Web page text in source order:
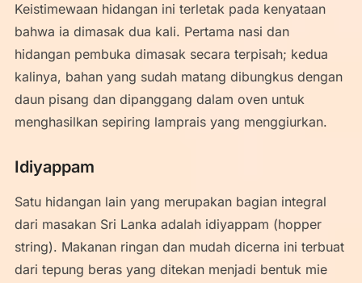
Keistimewaan hidangan ini terletak pada kenyataan
bahwa ia dimasak dua kali. Pertama nasi dan
hidangan pembuka dimasak secara terpisah; kedua
kalinya, bahan yang sudah matang dibungkus dengan
daun pisang dan dipanggang dalam oven untuk
menghasilkan sepiring lamprais yang menggiurkan.
Idiyappam
Satu hidangan lain yang merupakan bagian integral
dari masakan Sri Lanka adalah idiyappam (hopper
string). Makanan ringan dan mudah dicerna ini terbuat
dari tepung beras yang ditekan menjadi bentuk mie